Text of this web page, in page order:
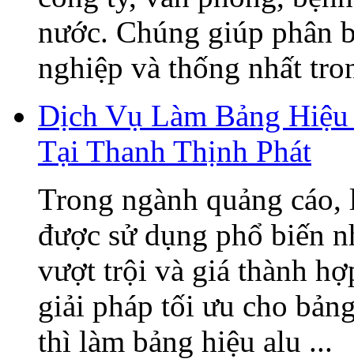
nước. Chúng giúp phân
nghiệp và thống nhất
Dịch Vụ Làm Bảng
Tại Thanh Thịnh Phát
Trong ngành quảng
được sử dụng phổ biến
vượt trội và giá thành
giải pháp tối ưu cho
thì làm bảng hiệu alu ...